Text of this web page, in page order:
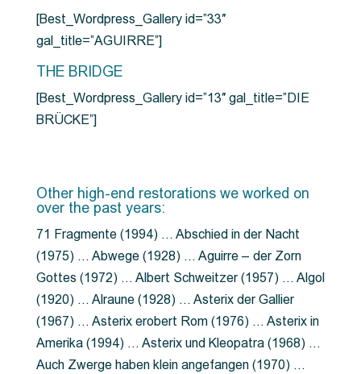
[Best_Wordpress_Gallery id=”33″
gal_title=”AGUIRRE”]
THE BRIDGE
[Best_Wordpress_Gallery id=”13″ gal_title=”DIE
BRÜCKE”]
Other high-end restorations we worked on
over the past years:
71 Fragmente (1994) … Abschied in der Nacht
(1975) … Abwege (1928) … Aguirre – der Zorn
Gottes (1972) … Albert Schweitzer (1957) … Algol
(1920) … Alraune (1928) … Asterix der Gallier
(1967) … Asterix erobert Rom (1976) … Asterix in
Amerika (1994) … Asterix und Kleopatra (1968) …
Auch Zwerge haben klein angefangen (1970) …